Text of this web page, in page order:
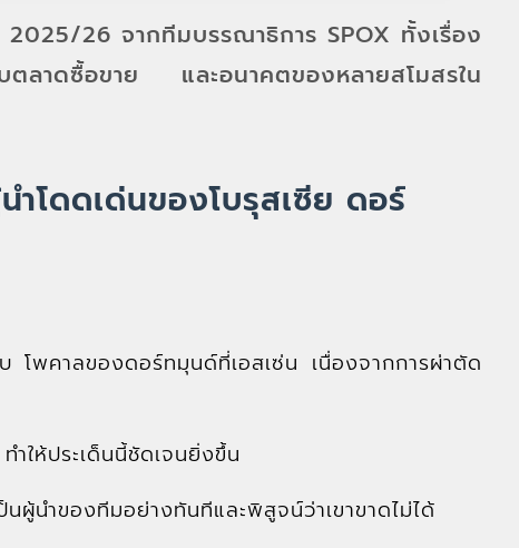
26 จากทีมบรรณาธิการ SPOX ทั้งเรื่อง
ตลาดซื้อขาย และอนาคตของหลายสโมสรใน
โดดเด่นของโบรุสเซีย ดอร์
โพคาลของดอร์ทมุนด์ที่เอสเซ่น เนื่องจากการผ่าตัด
ให้ประเด็นนี้ชัดเจนยิ่งขึ้น
ผู้นำของทีมอย่างทันทีและพิสูจน์ว่าเขาขาดไม่ได้